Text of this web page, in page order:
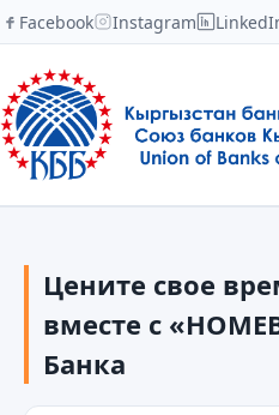
Facebook Instagram
Новости
Академия
Члены и партнеры
Сотрудничество
Контакты
Цените свое
вместе с
Банка